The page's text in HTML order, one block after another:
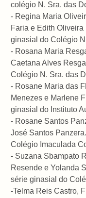
colégio N. Sra. das
- Regina Maria
Faria e Edith Oliveira
ginasial do Colégio
- Rosana Maria
Caetana Alves
Colégio N. Sra. das
- Rosane Maria das
Menezes e Marlene
ginasial do Instituto
- Rosane Santos
José Santos
Colégio Imaculada
- Suzana Sbampato
Resende e Yolanda
série ginasial do
-Telma Reis Castro,